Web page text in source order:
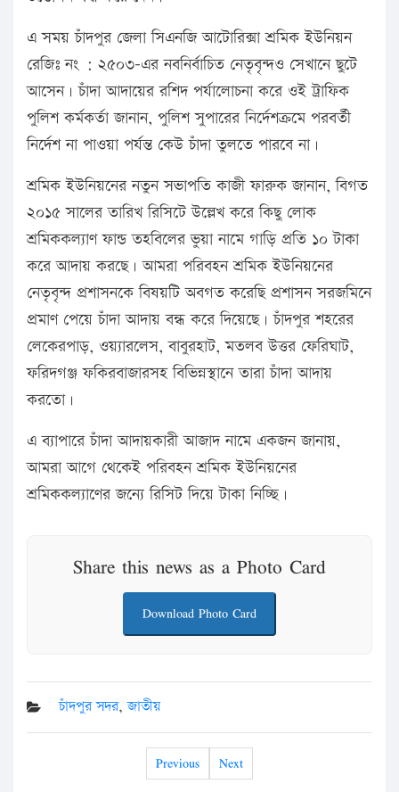
এ সময় চাঁদপুর জেলা সিএনজি আটোরিক্সা শ্রমিক ইউনিয়ন
রেজিঃ নং : ২৫০৩-এর নবনির্বাচিত নেতৃবৃন্দও সেখানে ছুটে
আসেন। চাঁদা আদায়ের রশিদ পর্যালোচনা করে ওই ট্রাফিক
পুলিশ কর্মকর্তা জানান, পুলিশ সুপারের নির্দেশক্রমে পরবর্তী
নির্দেশ না পাওয়া পর্যন্ত কেউ চাঁদা তুলতে পারবে না।
শ্রমিক ইউনিয়নের নতুন সভাপতি কাজী ফারুক জানান, বিগত
২০১৫ সালের তারিখ রিসিটে উল্লেখ করে কিছু লোক
শ্রমিককল্যাণ ফান্ড তহবিলের ভুয়া নামে গাড়ি প্রতি ১০ টাকা
করে আদায় করছে। আমরা পরিবহন শ্রমিক ইউনিয়নের
নেতৃবৃন্দ প্রশাসনকে বিষয়টি অবগত করেছি প্রশাসন সরজমিনে
প্রমাণ পেয়ে চাঁদা আদায় বন্ধ করে দিয়েছে। চাঁদপুর শহরের
লেকেরপাড়, ওয়্যারলেস, বাবুরহাট, মতলব উত্তর ফেরিঘাট,
ফরিদগঞ্জ ফকিরবাজারসহ বিভিন্নস্থানে তারা চাঁদা আদায়
করতো।
এ ব্যাপারে চাঁদা আদায়কারী আজাদ নামে একজন জানায়,
আমরা আগে থেকেই পরিবহন শ্রমিক ইউনিয়নের
শ্রমিককল্যাণের জন্যে রিসিট দিয়ে টাকা নিচ্ছি।
Share this news as a Photo Card
Download Photo Card
চাঁদপুর সদর,জাতীয়
Previous Next